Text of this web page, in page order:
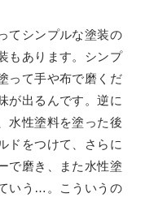
てシンプルな塗装の
もあります。シンプ
って手や布で磨くだ
が出るんです。逆に
水性塗料を塗った後
ドをつけて、さらに
で磨き、また水性塗
いう…。こういうの